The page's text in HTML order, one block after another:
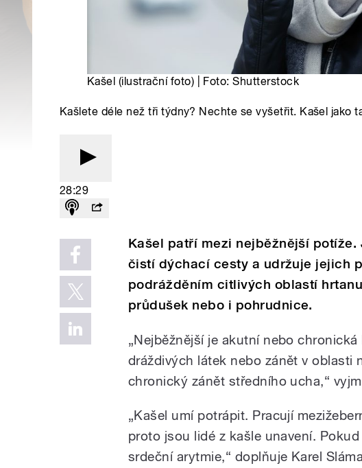
Kašel (ilustrační foto) | Foto: Shutterstock
Kašlete déle než tři týdny? Nechte se vyšetřit. Kašel jako
28:29
Kašel patří mezi nejběžnější
čistí dýchací cesty a udržuje jejich
podrážděním citlivých oblastí
průdušek nebo i pohrudnice.
„Nejběžnější je akutní nebo
dráždivých látek nebo zánět v oblasti
chronický zánět středního ucha,“
„Kašel umí potrápit. Pracují
proto jsou lidé z kašle unavení.
srdeční arytmie,“ doplňuje Karel